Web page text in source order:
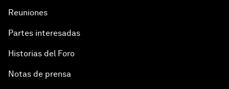
Reuniones
Partes interesadas
Historias del Foro
Notas de prensa